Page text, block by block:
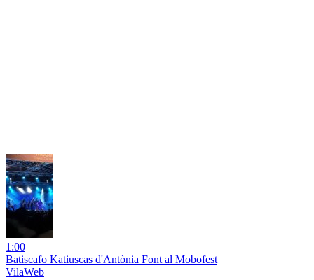
1:00
Batiscafo Katiuscas d'Antònia Font al Mobofest
VilaWeb